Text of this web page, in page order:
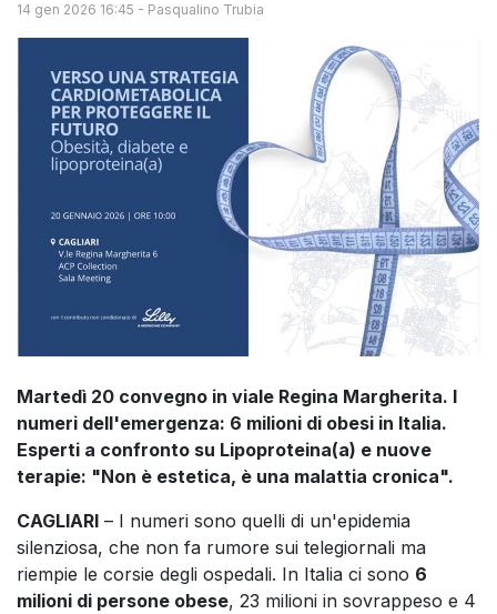
14 gen 2026 16:45 - Pasqualino Trubia
Martedì 20 convegno in viale Regina Margherita. I
numeri dell'emergenza: 6 milioni di obesi in Italia.
Esperti a confronto su Lipoproteina(a) e nuove
terapie: "Non è estetica, è una malattia cronica".
CAGLIARI – I numeri sono quelli di un'epidemia
silenziosa, che non fa rumore sui telegiornali ma
riempie le corsie degli ospedali. In Italia ci sono 6
milioni di persone obese, 23 milioni in sovrappeso e 4